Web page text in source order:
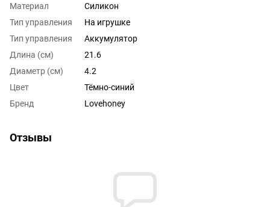
Материал
Силикон
Тип управления
На игрушке
Тип управления
Аккумулятор
Длина (см)
21.6
Диаметр (см)
4.2
Цвет
Тёмно-синий
Бренд
Lovehoney
Отзывы